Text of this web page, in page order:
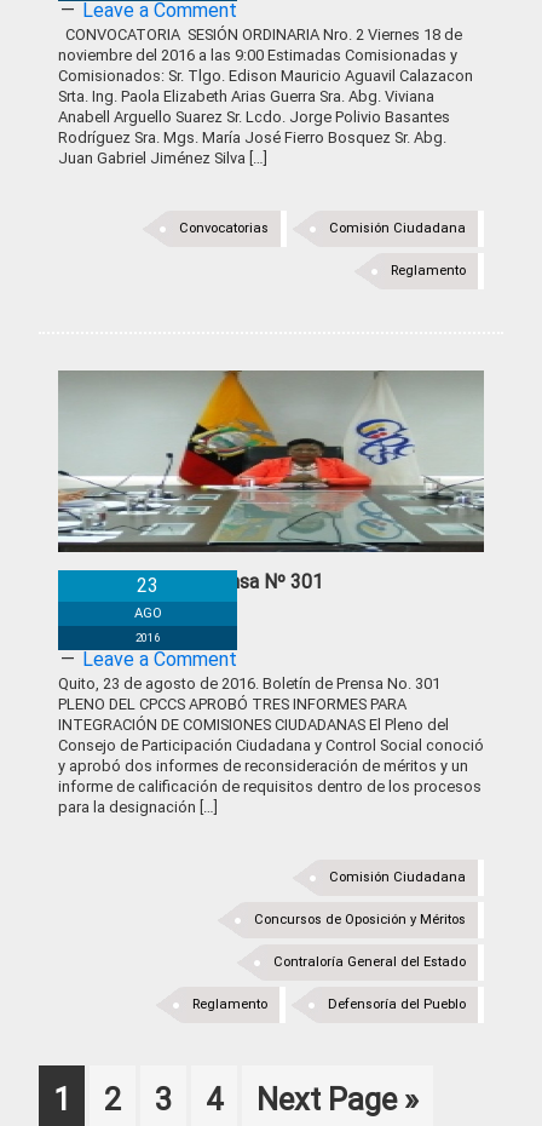
Leave a Comment
CONVOCATORIA SESIÓN ORDINARIA Nro. 2 Viernes 18 de
noviembre del 2016 a las 9:00 Estimadas Comisionadas y
Comisionados: Sr. Tlgo. Edison Mauricio Aguavil Calazacon
Srta. Ing. Paola Elizabeth Arias Guerra Sra. Abg. Viviana
Anabell Arguello Suarez Sr. Lcdo. Jorge Polivio Basantes
Rodríguez Sra. Mgs. María José Fierro Bosquez Sr. Abg.
Juan Gabriel Jiménez Silva […]
Comisión Ciudadana
Convocatorias
Reglamento
Boletín de Prensa Nº 301
23
AGO
2016
Leave a Comment
Quito, 23 de agosto de 2016. Boletín de Prensa No. 301
PLENO DEL CPCCS APROBÓ TRES INFORMES PARA
INTEGRACIÓN DE COMISIONES CIUDADANAS El Pleno del
Consejo de Participación Ciudadana y Control Social conoció
y aprobó dos informes de reconsideración de méritos y un
informe de calificación de requisitos dentro de los procesos
para la designación […]
Comisión Ciudadana
Concursos de Oposición y Méritos
Contraloría General del Estado
Defensoría del Pueblo
Reglamento
Page
1 Page
2 Page
3 Page
4
Go
Next Page »